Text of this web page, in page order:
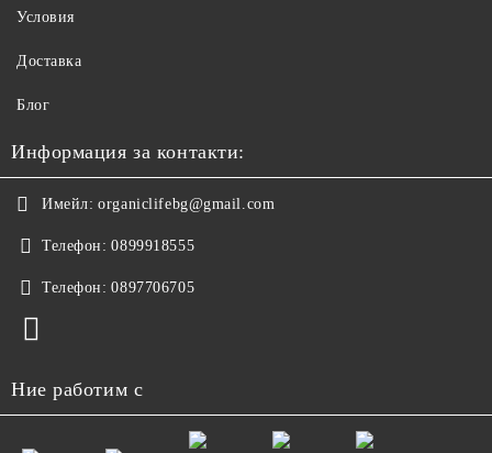
Условия
Доставка
Блог
Информация за контакти:
Имейл: organiclifebg@gmail.com
Телефон: 0899918555
Телефон: 0897706705
Ние работим с